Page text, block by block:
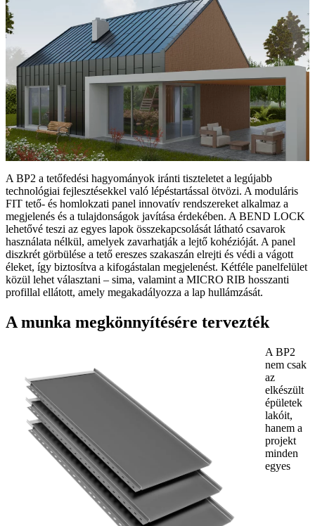
A BP2 a tetőfedési hagyományok iránti tiszteletet a legújabb
technológiai fejlesztésekkel való lépéstartással ötvözi. A moduláris
FIT tető- és homlokzati panel innovatív rendszereket alkalmaz a
megjelenés és a tulajdonságok javítása érdekében. A BEND LOCK
lehetővé teszi az egyes lapok összekapcsolását látható csavarok
használata nélkül, amelyek zavarhatják a lejtő kohézióját. A panel
diszkrét görbülése a tető ereszes szakaszán elrejti és védi a vágott
éleket, így biztosítva a kifogástalan megjelenést. Kétféle panelfelület
közül lehet választani – sima, valamint a MICRO RIB hosszanti
profillal ellátott, amely megakadályozza a lap hullámzását.
A munka megkönnyítésére tervezték
A BP2
nem csak
az
elkészült
épületek
lakóit,
hanem a
projekt
minden
egyes